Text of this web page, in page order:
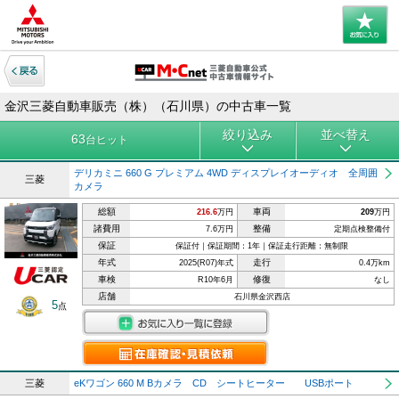
金沢三菱自動車販売（株）（石川県）の中古車一覧
63台ヒット 絞り込み 並べ替え
三菱
デリカミニ 660 G プレミアム 4WD ディスプレイオーディオ 全周囲
カメラ
5点
総額 216.6万円 車両 209万円
諸費用 7.6万円 整備 定期点検整備付
保証 保証付｜保証期間：1年｜保証走行距離：無制限
年式 2025(R07)年式 走行 0.4万km
車検 R10年6月 修復 なし
店舗 石川県金沢西店
三菱 eKワゴン 660 M Bカメラ CD シートヒーター USBポート